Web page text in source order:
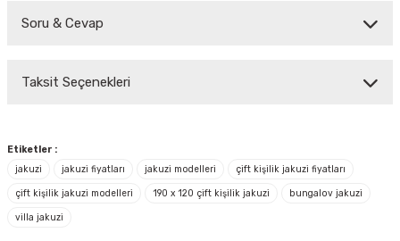
Soru & Cevap
Taksit Seçenekleri
Etiketler :
jakuzi
jakuzi fiyatları jakuzi modelleri çift kişilik jakuzi fiyatları
çift kişilik jakuzi modelleri 190 x 120 çift kişilik jakuzi bungalov jakuzi
villa jakuzi